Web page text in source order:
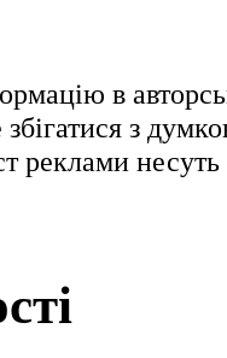
в
з
реклами